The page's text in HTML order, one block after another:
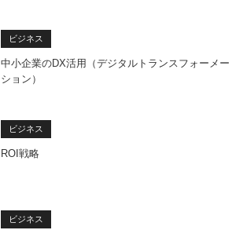
ビジネス
中小企業のDX活用（デジタルトランスフォーメー
ション）
ビジネス
ROI戦略
ビジネス